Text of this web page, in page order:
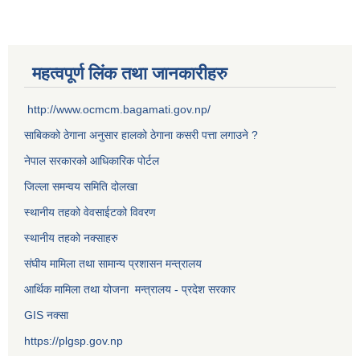
महत्वपूर्ण लिंक तथा जानकारीहरु
http://www.ocmcm.bagamati.gov.np/
साबिकको ठेगाना अनुसार हालको ठेगाना कसरी पत्ता लगाउने ?
नेपाल सरकारको आधिकारिक पोर्टल
जिल्ला समन्वय समिति दोलखा
स्थानीय तहको वेवसाईटको विवरण
स्थानीय तहको नक्साहरु
संघीय मामिला तथा सामान्य प्रशासन मन्त्रालय
आर्थिक मामिला तथा योजना मन्त्रालय - प्रदेश सरकार
GIS नक्सा
https://plgsp.gov.np